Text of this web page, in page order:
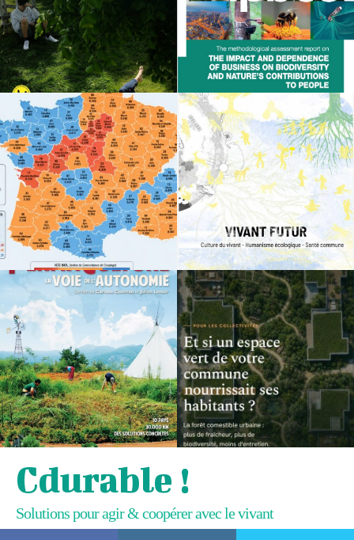
Cdurable !
Solutions pour agir & coopérer avec le vivant